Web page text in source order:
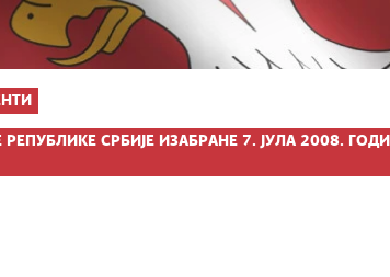
СРБИЈЕ ИЗАБРАНЕ 7. ЈУЛА 2008.